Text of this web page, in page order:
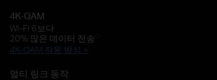
4K-QAM
Wi-Fi 6보다
20% 많은 데이터 전송 ◇
4K-QAM 작동 방식 >
멀티 링크 동작